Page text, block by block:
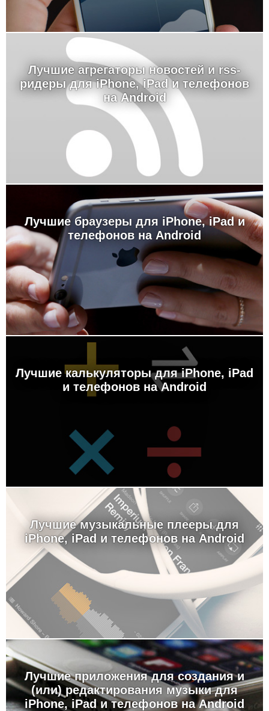
Лучшие агрегаторы новостей и rss-
ридеры для iPhone, iPad и телефонов
на Android
Лучшие браузеры для iPhone, iPad и
телефонов на Android
Лучшие калькуляторы для iPhone, iPad
и телефонов на Android
Лучшие музыкальные плееры для
iPhone, iPad и телефонов на Android
Лучшие приложения для создания и
(или) редактирования музыки для
iPhone, iPad и телефонов на Android